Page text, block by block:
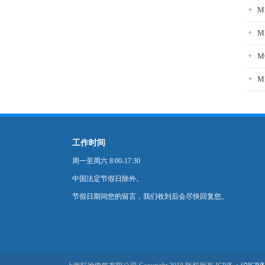
工作时间
周一至周六 8:00-17:30
中国法定节假日除外。
节假日期间您的留言，我们收到后会尽快回复您。